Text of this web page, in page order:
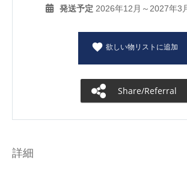
発送予定 2026年12月～2027年3
欲しい物リストに追加
Share/Referral
詳細